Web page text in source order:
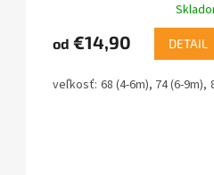
od €14,90 DETAIL
68 (4-6m) 74 (6-9m)